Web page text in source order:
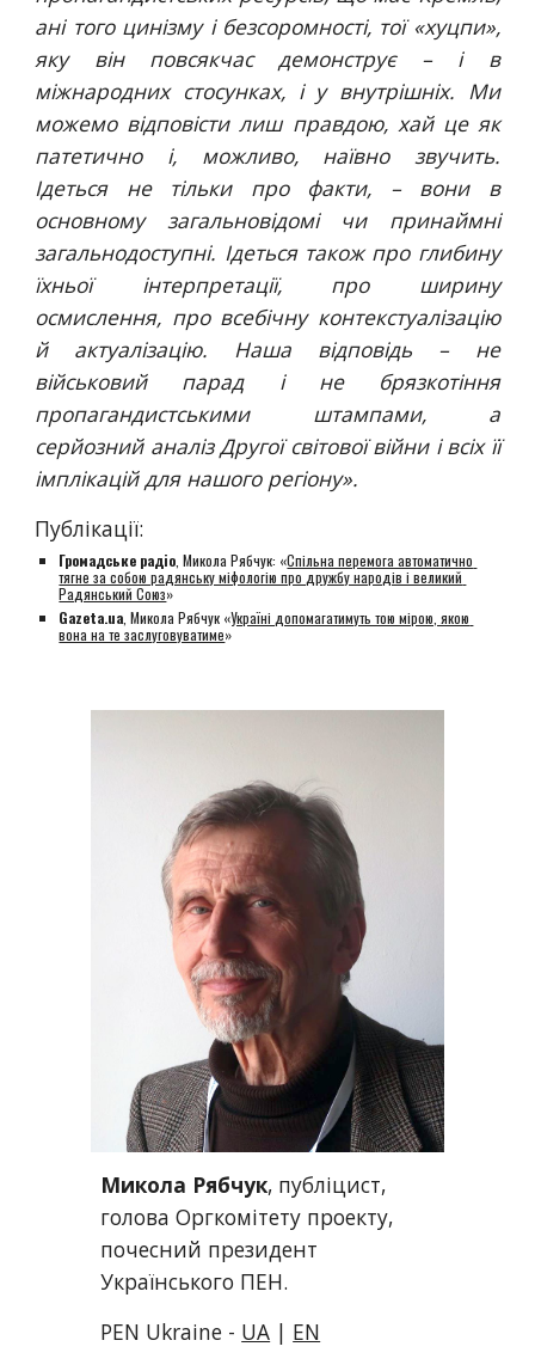
ані того цинізму і безсоромності, тої «хуцпи»,
яку він повсякчас демонструє – і в
міжнародних стосунках, і у внутрішніх. Ми
можемо відповісти лиш правдою, хай це як
патетично і, можливо, наївно звучить.
Ідеться не тільки про факти, – вони в
основному загальновідомі чи принаймні
загальнодоступні. Ідеться також про глибину
їхньої інтерпретації, про ширину
осмислення, про всебічну контекстуалізацію
й актуалізацію. Наша відповідь – не
військовий парад і не брязкотіння
пропагандистськими штампами, а
серйозний аналіз Другої світової війни і всіх її
імплікацій для нашого регіону».
Публікації:
Громадське радіо , Микола Рябчук: «Спільна перемога автоматично
тягне за собою радянську міфологію про дружбу народів і великий
Радянський Союз»
Gazeta.ua , Микола Рябчук «Україні допомагатимуть тою мірою, якою
вона на те заслуговуватиме»
Микола Рябчук, публіцист,
голова Оргкомітету проекту,
почесний президент
Українського ПЕН.
PEN Ukraine - UA | EN